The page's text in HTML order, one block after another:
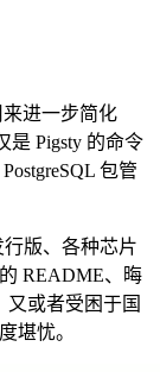
来进一步简化
是 Pigsty 的命令
包管
行版、各种芯片
README、晦
又或者受困于国
堪忧。